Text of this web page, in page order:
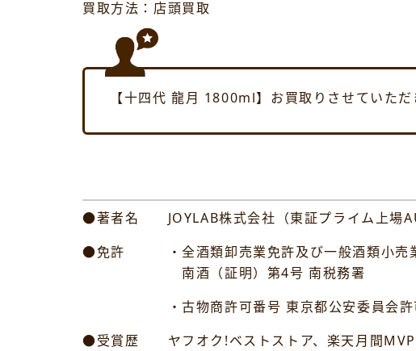
買取方法：店頭買取
【十四代 龍月 1800ml】お買取りさせていただ
●著者名 JOYLAB株式会社（東証プライム上場
●免許 ・全酒類卸売業免許及び一般酒類小売業
南酒（証明）第4号 南税務署
・古物商許可番号 東京都公安委員会許可
●受賞歴 ヤフオク!ベストストア、楽天月間MVP